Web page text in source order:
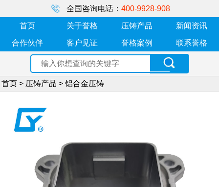
全国咨询电话： 400-9928-908
首页 关于誉格 压铸产品 新闻资讯
合作伙伴 客户见证 誉格案例 联系誉格
首页 > 压铸产品 > 铝合金压铸